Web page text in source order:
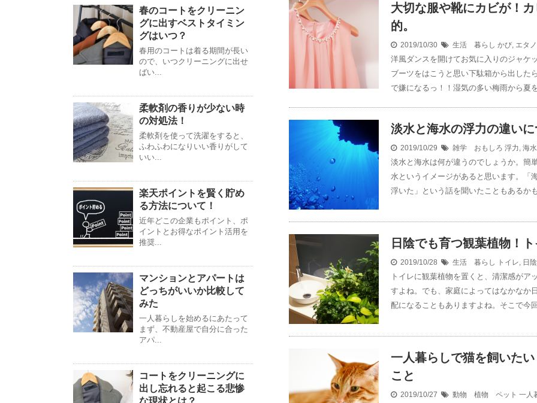
大切な服や靴にカビが！
的。
2019/10/30 生活 暮らし かび, エタ
洋風ダンスを開けてお気に入りのジャケ
ブーツをはこうと思い下駄箱から出した
で嫌になるっ！！湿気の多い梅雨から夏
淡水と海水の浮力の違い
2019/10/29 雑学 おもしろ 浮力, 海水
淡水と海水は何が違うのでしょうか。簡
水というイメージがあると思います。「
浮いた」という話を聞いたこともあるか
日陰でも育つ観葉植物！
2019/10/28 生活 暮らし トイレ, 日陰
トイレに観葉植物を置くと、清潔感が
すよね。でも、家庭によってはなかなか
配になることもありますよね。そこで今
一人暮らしで猫を飼いた
こと
2019/10/27 動物 植物 ペット 一人
春のコートをクリーニン
グに出すベストタイミン
グはいつ？
春用のコートは着る期間が長い
ので、いつクリーニングに出せ
ばい...
柔軟剤の香りが少ない時
の対処法！
柔軟剤を使って洗濯をすると、
ふわふわになりいい香りがして
いい...
楽天ポイントを賢く貯め
る方法について！
近年どこの企業もポイント、ポ
イントとお得なポイント活用を
推奨...
マンションとアパートは
どっちがいいか比較して
みた
一人暮らしを始めるにあたって
まず、不動産屋で自分に合った
アパ...
コートをクリーニングに
出し忘れると起こる悲惨